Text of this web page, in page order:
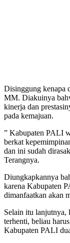
Disinggung kenapa
MM. Diakuinya
kinerja dan
pada kemajuan.
” Kabupaten PALI
berkat
dan ini sudah
Terangnya.
Diungkapkannya
karena Kabupaten
dimanfaatkan akan
Selain itu
terhenti, beliau
Kabupaten PALI